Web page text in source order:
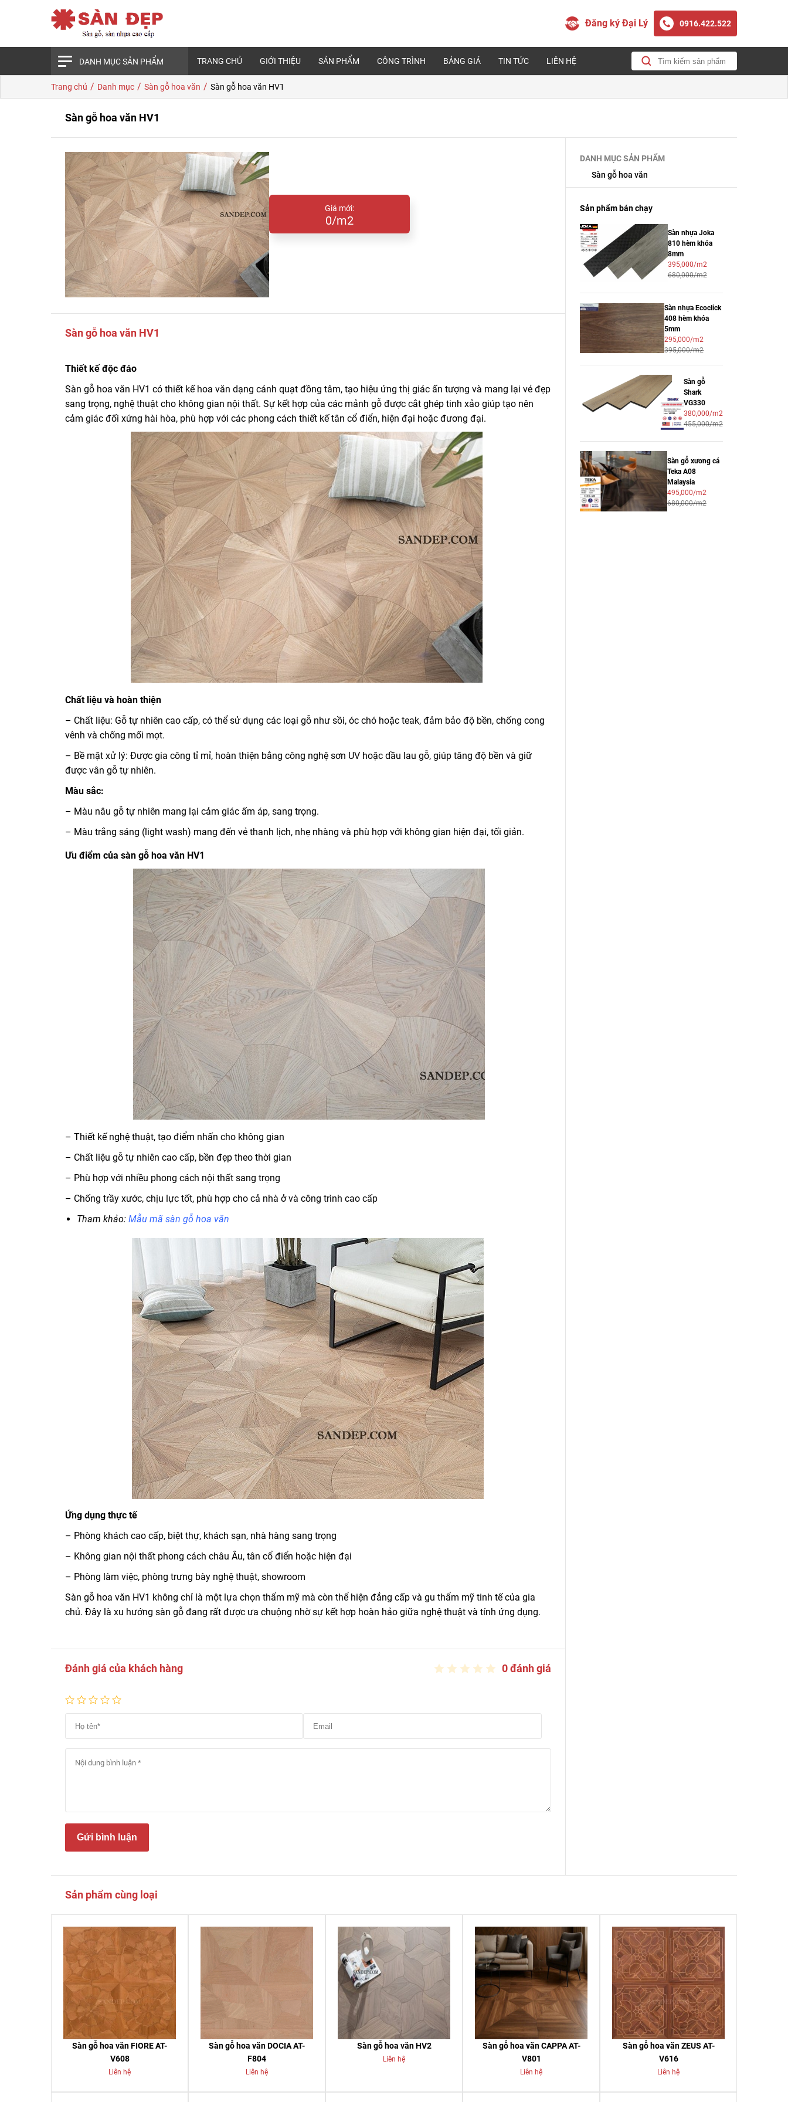
Đăng ký Đại Lý 0916.422.522
DANH MỤC SẢN PHẨM TRANG CHỦ GIỚI THIỆU SẢN PHẨM CÔNG TRÌNH BẢNG GIÁ TIN TỨC LIÊN HỆ
Trang chủ / Danh mục / Sàn gỗ hoa văn / Sàn gỗ hoa văn HV1
Sàn gỗ hoa văn HV1
Giá mới:
0/m2
Sàn gỗ hoa văn HV1
Thiết kế độc đáo
Sàn gỗ hoa văn HV1 có thiết kế hoa văn dạng cánh quạt đồng tâm, tạo hiệu ứng thị giác ấn tượng và mang lại vẻ đẹp
sang trọng, nghệ thuật cho không gian nội thất. Sự kết hợp của các mảnh gỗ được cắt ghép tinh xảo giúp tạo nên
cảm giác đối xứng hài hòa, phù hợp với các phong cách thiết kế tân cổ điển, hiện đại hoặc đương đại.
Chất liệu và hoàn thiện
– Chất liệu: Gỗ tự nhiên cao cấp, có thể sử dụng các loại gỗ như sồi, óc chó hoặc teak, đảm bảo độ bền, chống cong
vênh và chống mối mọt.
– Bề mặt xử lý: Được gia công tỉ mỉ, hoàn thiện bằng công nghệ sơn UV hoặc dầu lau gỗ, giúp tăng độ bền và giữ
được vân gỗ tự nhiên.
Màu sắc:
– Màu nâu gỗ tự nhiên mang lại cảm giác ấm áp, sang trọng.
– Màu trắng sáng (light wash) mang đến vẻ thanh lịch, nhẹ nhàng và phù hợp với không gian hiện đại, tối giản.
Ưu điểm của sàn gỗ hoa văn HV1
– Thiết kế nghệ thuật, tạo điểm nhấn cho không gian
– Chất liệu gỗ tự nhiên cao cấp, bền đẹp theo thời gian
– Phù hợp với nhiều phong cách nội thất sang trọng
– Chống trầy xước, chịu lực tốt, phù hợp cho cả nhà ở và công trình cao cấp
Tham khảo: Mẫu mã sàn gỗ hoa văn
Ứng dụng thực tế
– Phòng khách cao cấp, biệt thự, khách sạn, nhà hàng sang trọng
– Không gian nội thất phong cách châu Âu, tân cổ điển hoặc hiện đại
– Phòng làm việc, phòng trưng bày nghệ thuật, showroom
Sàn gỗ hoa văn HV1 không chỉ là một lựa chọn thẩm mỹ mà còn thể hiện đẳng cấp và gu thẩm mỹ tinh tế của gia
chủ. Đây là xu hướng sàn gỗ đang rất được ưa chuộng nhờ sự kết hợp hoàn hảo giữa nghệ thuật và tính ứng dụng.
Đánh giá của khách hàng 0 đánh giá
Gửi bình luận
DANH MỤC SẢN PHẨM
Sàn gỗ hoa văn
Sản phẩm bán chạy
Sàn nhựa Joka
810 hèm khóa
8mm
395,000/m2
680,000/m2
Sàn nhựa Ecoclick
408 hèm khóa
5mm
295,000/m2
395,000/m2
Sàn gỗ
Shark
VG330
380,000/m2
455,000/m2
Sàn gỗ xương cá
Teka A08
Malaysia
495,000/m2
680,000/m2
Sản phẩm cùng loại
Sàn gỗ hoa văn FIORE AT-
V608
Liên hệ
Sàn gỗ hoa văn DOCIA AT-
F804
Liên hệ
Sàn gỗ hoa văn HV2
Liên hệ
Sàn gỗ hoa văn CAPPA AT-
V801
Liên hệ
Sàn gỗ hoa văn ZEUS AT-
V616
Liên hệ